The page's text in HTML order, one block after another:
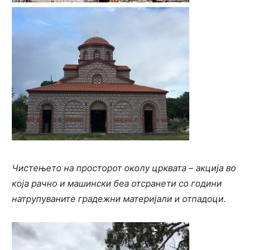
Чистењето на просторот околу црквата – акција во
која рачно и машински беа отсранети со години
натрупуваните градежни материјали и отпадоци.